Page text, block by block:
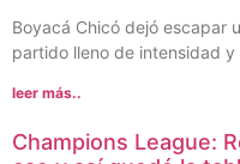
Boyacá Chicó dejó escapar
partido lleno de intensidad
leer más..
Champions League: